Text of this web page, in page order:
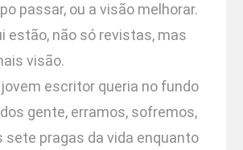
passar, ou a visão melhorar.
estão, não só revistas, mas
visão.
escritor queria no fundo
gente, erramos, sofremos,
sete pragas da vida enquanto